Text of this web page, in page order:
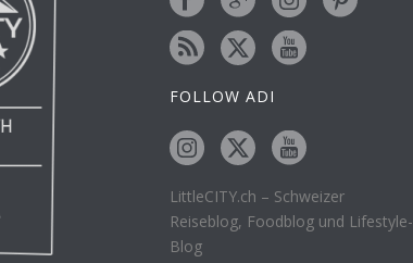
FOLLOW ADI
LittleCITY.ch – Schweizer
Reiseblog, Foodblog und Lifestyle-
Blog